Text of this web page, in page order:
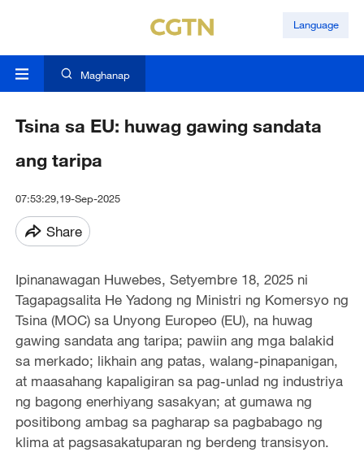
Language
Maghanap
Tsina sa EU: huwag gawing sandata
ang taripa
07:53:29,19-Sep-2025
Share
Ipinanawagan Huwebes, Setyembre 18, 2025 ni
Tagapagsalita He Yadong ng Ministri ng Komersyo ng
Tsina (MOC) sa Unyong Europeo (EU), na huwag
gawing sandata ang taripa; pawiin ang mga balakid
sa merkado; likhain ang patas, walang-pinapanigan,
at maasahang kapaligiran sa pag-unlad ng industriya
ng bagong enerhiyang sasakyan; at gumawa ng
positibong ambag sa pagharap sa pagbabago ng
klima at pagsasakatuparan ng berdeng transisyon.